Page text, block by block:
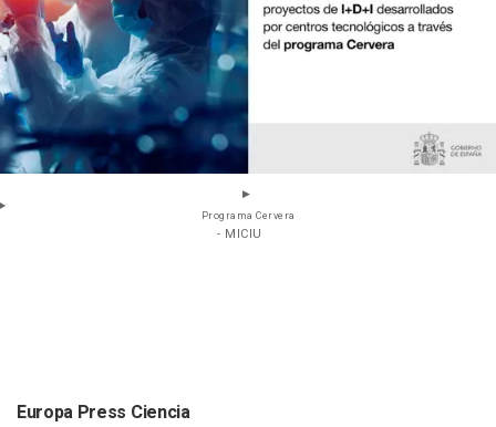
Programa Cervera
- MICIU
Europa Press Ciencia